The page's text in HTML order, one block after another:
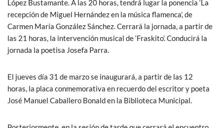
López Bustamante. A las 20 horas, tendrá lugar la ponencia ‘La
recepción de Miguel Hernández en la música flamenca’, de
Carmen María González Sánchez. Cerrará la jornada, a partir de
las 21 horas, la intervención musical de ‘Fraskito’. Conducirá la
jornada la poetisa Josefa Parra.
El jueves día 31 de marzo se inaugurará, a partir de las 12
horas, la placa conmemorativa en recuerdo del escritor y poeta
José Manuel Caballero Bonald en la Biblioteca Municipal.